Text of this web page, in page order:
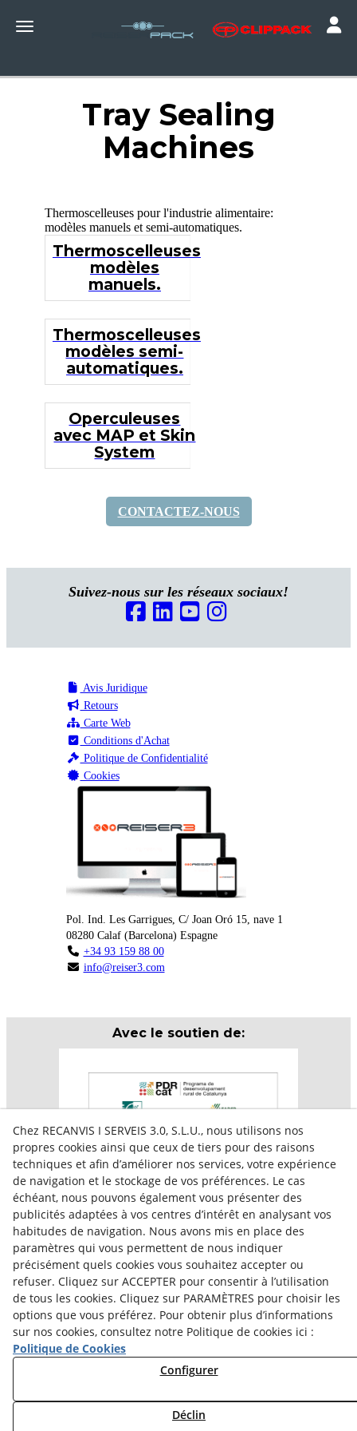
Toggle navigation
Tray Sealing
Machines
Thermoscelleuses pour l'industrie alimentaire:
modèles manuels et semi-automatiques.
Thermoscelleuses
modèles
manuels.
Thermoscelleuses
modèles semi-
automatiques.
Operculeuses
avec MAP et Skin
System
CONTACTEZ-NOUS
Suivez-nous sur les réseaux sociaux!
Avis Juridique
Retours
Carte Web
Conditions d'Achat
Politique de Confidentialité
Cookies
Pol. Ind. Les Garrigues, C/ Joan Oró 15, nave 1
08280 Calaf (Barcelona) Espagne
+34 93 159 88 00
info@reiser3.com
Avec le soutien de:
Aquesta empresa participa en el programa per a la
contractació de persones en situació de major
vulnerabilitat,
subvencionat pel Servei Públic d’Ocupació de Catalunya i
amb el cofinançament del Fons Social Europeu Plus
Chez RECANVIS I SERVEIS 3.0, S.L.U., nous utilisons nos
propres cookies ainsi que ceux de tiers pour des raisons
techniques et afin d’améliorer nos services, votre expérience
de navigation et le stockage de vos préférences. Le cas
échéant, nous pouvons également vous présenter des
publicités adaptées à vos centres d’intérêt en analysant vos
habitudes de navigation. Nous avons mis en place des
paramètres qui vous permettent de nous indiquer
précisément quels cookies vous souhaitez accepter ou
refuser. Cliquez sur ACCEPTER pour consentir à l’utilisation
de tous les cookies. Cliquez sur PARAMÈTRES pour choisir les
options que vous préférez. Pour obtenir plus d’informations
sur nos cookies, consultez notre Politique de cookies ici :
Politique de Cookies
Configurer
Déclin